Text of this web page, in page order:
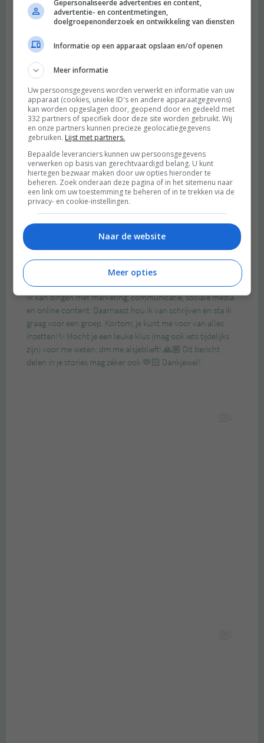
Gepersonaliseerde advertenties en content,
advertentie- en contentmetingen,
doelgroepenonderzoek en ontwikkeling van diensten
Informatie op een apparaat opslaan en/of openen
Meer informatie
Uw persoonsgegevens worden verwerkt en informatie van uw
apparaat (cookies, unieke ID's en andere apparaatgegevens)
kan worden opgeslagen door, geopend door en gedeeld met
332 partners of specifiek door deze site worden gebruikt. Wij
en onze partners kunnen precieze geolocatiegegevens
gebruiken. Lijst met partners.
Bepaalde leveranciers kunnen uw persoonsgegevens
verwerken op basis van gerechtvaardigd belang. U kunt
hiertegen bezwaar maken door uw opties hieronder te
beheren. Zoek onderaan deze pagina of in het sitemenu naar
een link om uw toestemming te beheren of in te trekken via de
privacy- en cookie-instellingen.
Naar de website
Meer opties